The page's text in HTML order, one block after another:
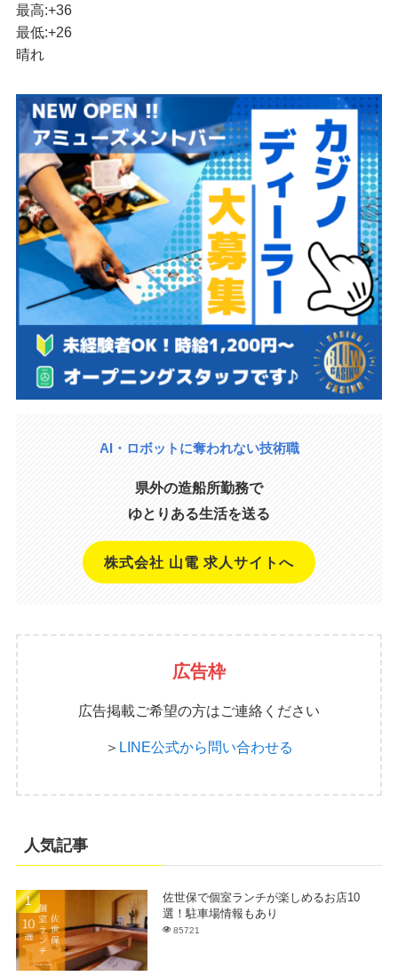
最高:+36
最低:+26
晴れ
AI・ロボットに奪われない技術職
県外の造船所勤務で
ゆとりある生活を送る
株式会社 山電 求人サイトへ
広告枠
広告掲載ご希望の方はご連絡ください
＞ LINE公式から問い合わせる
人気記事
佐世保で個室ランチが楽しめるお店10
選！駐車場情報もあり
85721